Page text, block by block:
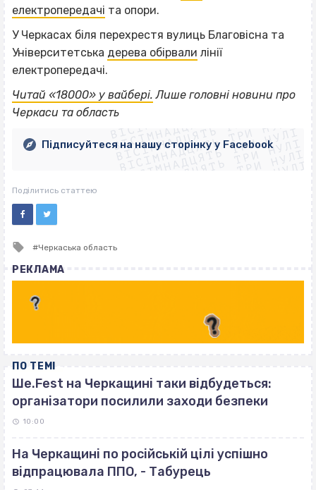
електропередачі та опори.
У Черкасах біля перехрестя вулиць Благовісна та
Університетська дерева обірвали лінії
електропередачі.
Читай «18000» у вайбері. Лише головні новини про
Черкаси та областьВІСІМНАДЦЯТЬ ТРИ НУЛІ
ВІСІМНАДЦЯТЬ ТРИ НУЛІ
ВІСІМНАДЦЯТЬ ТРИ НУЛІ
ВІСІМНАДЦЯТЬ ТРИ НУЛІ
ВІСІМНАДЦЯТЬ ТРИ НУЛІ
ВІСІМНАДЦЯТЬ ТРИ НУЛІ
ВІСІМНАДЦЯТЬ ТРИ НУЛІ
ВІСІМНАДЦЯТЬ ТРИ НУЛІ
Підписуйтеся на нашу сторінку у Facebook
Поділитись статтею
Tagged
Черкаська область
РЕКЛАМА
ПО ТЕМІ
Ше.Fest на Черкащині таки відбудеться:
організатори посилили заходи безпеки
10:00
На Черкащині по російській цілі успішно
відпрацювала ППО, - Табурець